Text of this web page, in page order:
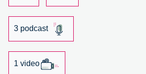
3 podcast
1 video